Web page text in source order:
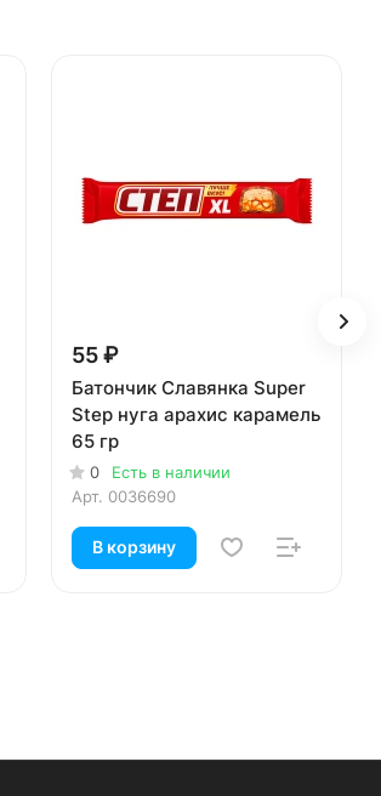
55 ₽
Батончик Славянка Super
Step нуга арахис карамель
65 гр
0
Есть в наличии
Арт. 0036690
В корзину